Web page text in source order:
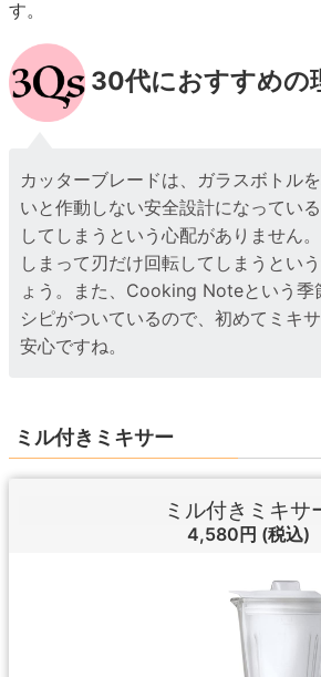
す。
30代におすすめの
カッターブレードは、ガラスボトル
いと作動しない安全設計になってい
してしまうという心配がありません
しまって刃だけ回転してしまうとい
ょう。また、Cooking Noteという季
シピがついているので、初めてミキ
安心ですね。
ミル付きミキサー
ミル付きミキサ
4,580円 (税込)